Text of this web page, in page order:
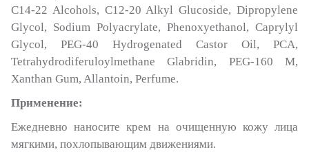
C14-22 Alcohols, C12-20 Alkyl Glucoside, Dipropylene
Glycol, Sodium Polyacrylate, Phenoxyethanol, Caprylyl
Glycol, PEG-40 Hydrogenated Castor Oil, PCA,
Tetrahydrodiferuloylmethane Glabridin, PEG-160 M,
Xanthan Gum, Allantoin, Perfume.
Применение:
Ежедневно наносите крем на очищенную кожу лица
мягкими, похлопывающим движениями.